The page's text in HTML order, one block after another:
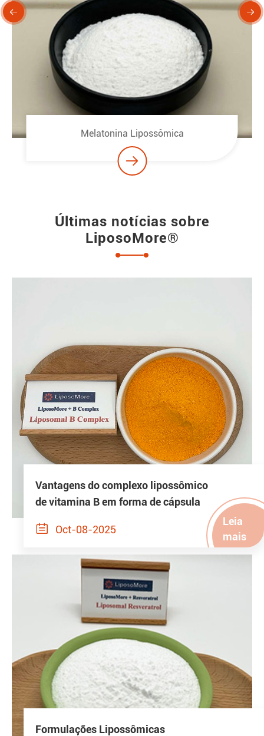
Melatonina Lipossômica

 
Últimas notícias sobre
LiposoMore®
Vantagens do complexo lipossômico
de vitamina B em forma de cápsula
 Oct-08-2025
Leia
mais
Formulações Lipossômicas